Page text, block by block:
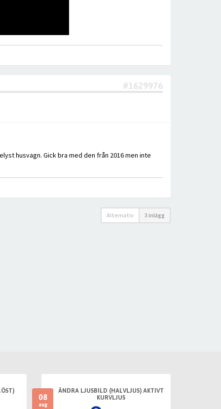
#1629976
husvagn. Gick bra med den från 2016 men inte
Alternativ 3 inlägg
08
aug
ÄNDRA LJUSBILD (HALVLJUS) AKTIVT
KURVLJUS